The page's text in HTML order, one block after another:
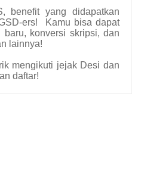
benefit yang didapatkan
ers! Kamu bisa dapat
baru, konversi skripsi, dan
lainnya!
mengikuti jejak Desi dan
daftar!